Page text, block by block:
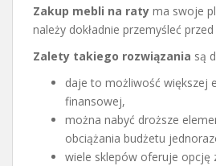
Zakup mebli na raty ma swoje
należy dokładnie przemyśleć
Zalety takiego rozwiązania są
daje to możliwość większej
finansowej,
można nabyć droższe
obciążania budżetu
wiele sklepów oferuje opcję